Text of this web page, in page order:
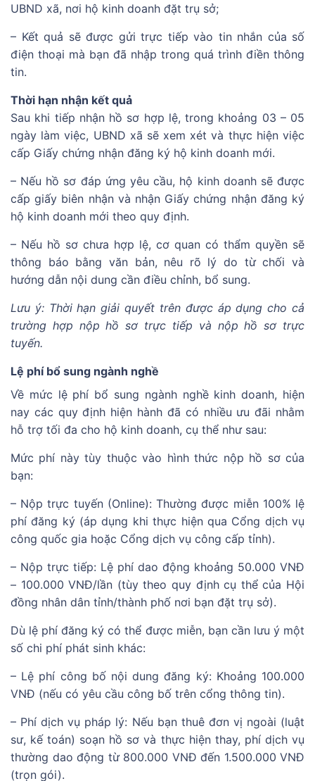
UBND xã, nơi hộ kinh doanh đặt trụ sở;
– Kết quả sẽ được gửi trực tiếp vào tin nhắn của số
điện thoại mà bạn đã nhập trong quá trình điền thông
tin.
Thời hạn nhận kết quả
Sau khi tiếp nhận hồ sơ hợp lệ, trong khoảng 03 – 05
ngày làm việc, UBND xã sẽ xem xét và thực hiện việc
cấp Giấy chứng nhận đăng ký hộ kinh doanh mới.
– Nếu hồ sơ đáp ứng yêu cầu, hộ kinh doanh sẽ được
cấp giấy biên nhận và nhận Giấy chứng nhận đăng ký
hộ kinh doanh mới theo quy định.
– Nếu hồ sơ chưa hợp lệ, cơ quan có thẩm quyền sẽ
thông báo bằng văn bản, nêu rõ lý do từ chối và
hướng dẫn nội dung cần điều chỉnh, bổ sung.
Lưu ý: Thời hạn giải quyết trên được áp dụng cho cả
trường hợp nộp hồ sơ trực tiếp và nộp hồ sơ trực
tuyến.
Lệ phí bổ sung ngành nghề
Về mức lệ phí bổ sung ngành nghề kinh doanh, hiện
nay các quy định hiện hành đã có nhiều ưu đãi nhằm
hỗ trợ tối đa cho hộ kinh doanh, cụ thể như sau:
Mức phí này tùy thuộc vào hình thức nộp hồ sơ của
bạn:
– Nộp trực tuyến (Online): Thường được miễn 100% lệ
phí đăng ký (áp dụng khi thực hiện qua Cổng dịch vụ
công quốc gia hoặc Cổng dịch vụ công cấp tỉnh).
– Nộp trực tiếp: Lệ phí dao động khoảng 50.000 VNĐ
– 100.000 VNĐ/lần (tùy theo quy định cụ thể của Hội
đồng nhân dân tỉnh/thành phố nơi bạn đặt trụ sở).
Dù lệ phí đăng ký có thể được miễn, bạn cần lưu ý một
số chi phí phát sinh khác:
– Lệ phí công bố nội dung đăng ký: Khoảng 100.000
VNĐ (nếu có yêu cầu công bố trên cổng thông tin).
– Phí dịch vụ pháp lý: Nếu bạn thuê đơn vị ngoài (luật
sư, kế toán) soạn hồ sơ và thực hiện thay, phí dịch vụ
thường dao động từ 800.000 VNĐ đến 1.500.000 VNĐ
(trọn gói).